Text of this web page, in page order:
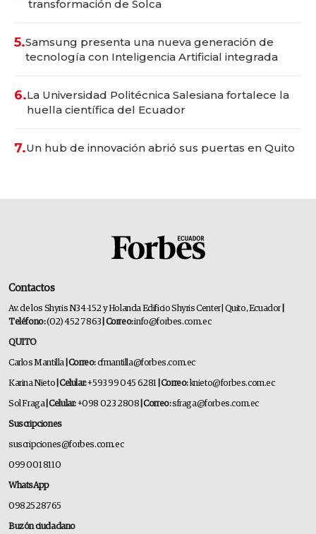
transformación de Solca
5.Samsung presenta una nueva generación de
tecnología con Inteligencia Artificial integrada
6.La Universidad Politécnica Salesiana fortalece la
huella científica del Ecuador
7.Un hub de innovación abrió sus puertas en Quito
Contactos
Av. de los Shyris N34-152 y Holanda Edificio Shyris Center | Quito, Ecuador
Teléfono:(02) 452 7863 | Correo:info@forbes.com.ec
QUITO
Carlos Mantilla | Correo:cfmantilla@forbes.com.ec
Karina Nieto | Celular:+593 99 045 6281 | Correo: knieto@forbes.com.ec
Sol Fraga | Celular:+098 023 2808 | Correo:sfraga@forbes.com.ec
Suscripciones
suscripciones@forbes.com.ec
099 001 8110
WhatsApp
0982528765
Buzón ciudadano